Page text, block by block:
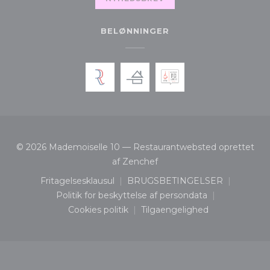
BELØNNINGER
© 2026 Mademoiselle 10 — Restaurantwebsted oprettet
af Zenchef((åbner i et nyt vindue))
Fritagelsesklausul
((åbner i et nyt vindue))
BRUGSBETINGELSER
((åbner i et nyt
Politik for beskyttelse af persondata
((åbner i et nyt vindue))
Cookies politik
((åbner i et nyt vindue))
Tilgaengelighed
((åbner i et nyt